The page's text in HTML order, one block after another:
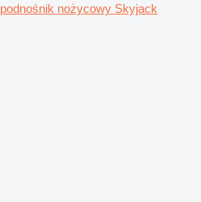
podnośnik nożycowy Skyjack